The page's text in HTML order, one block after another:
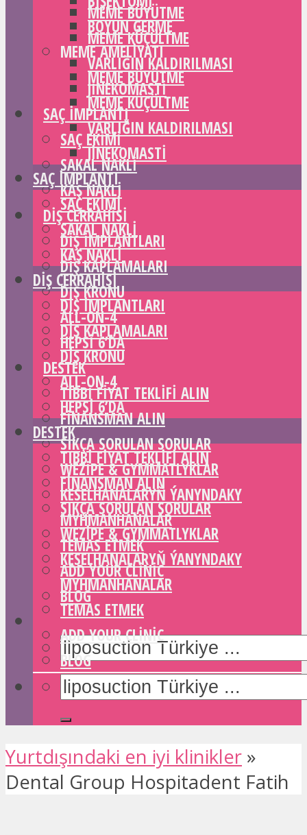
MEME BÜYÜTME
MEME KÜÇÜLTME
VARLIĞIN KALDIRILMASI
JINEKOMASTI
SAÇ IMPLANTI
SAÇ EKIMI
SAKAL NAKLI
KAŞ NAKLI
DIŞ CERRAHISI
DIŞ IMPLANTLARI
DIŞ KAPLAMALARI
DIŞ KRONU
ALL-ON-4
HEPSI 6’DA
DESTEK
TIBBI FIYAT TEKLIFI ALIN
FINANSMAN ALIN
SIKÇA SORULAN SORULAR
WEZIPE & GYMMATLYKLAR
KESELHANALARYŇ ÝANYNDAKY
MYHMANHANALAR
TEMAS ETMEK
ADD YOUR CLINIC
BLOG
BOYUN GERME
MEME AMELIYATI
MEME BÜYÜTME
MEME KÜÇÜLTME
VARLIĞIN KALDIRILMASI
JINEKOMASTI
SAÇ IMPLANTI
SAÇ EKIMI
SAKAL NAKLI
KAŞ NAKLI
DIŞ CERRAHISI
DIŞ IMPLANTLARI
DIŞ KAPLAMALARI
DIŞ KRONU
ALL-ON-4
HEPSI 6’DA
DESTEK
TIBBI FIYAT TEKLIFI ALIN
FINANSMAN ALIN
SIKÇA SORULAN SORULAR
WEZIPE & GYMMATLYKLAR
KESELHANALARYŇ ÝANYNDAKY
MYHMANHANALAR
TEMAS ETMEK
ADD YOUR CLINIC
BLOG
Yurtdışındaki en iyi klinikler »
Dental Group Hospitadent Fatih